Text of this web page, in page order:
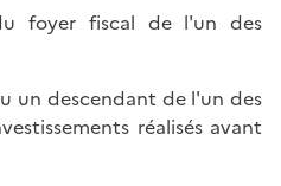
foyer fiscal de l'un des
un descendant de l'un des
réalisés avant